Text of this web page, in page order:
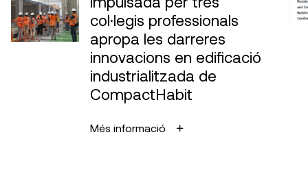
col·legis professionals
apropa les darreres
innovacions en edificació
industrialitzada de
CompactHabit
Més informació